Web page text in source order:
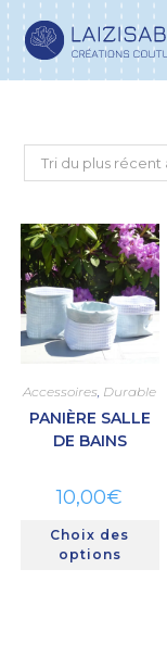
Tri du plus récent
Accessoires Durable
PANIÈRE SALLE
DE BAINS
10,00€
Choix des
options